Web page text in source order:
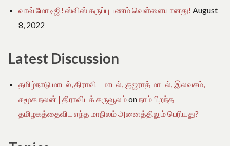
வாவ் மோடிஜி! ஸ்விஸ் கருப்பு பணம் வெள்ளையானது! August
8, 2022
Latest Discussion
தமிழ்நாடு மாடல், திராவிட மாடல், குஜராத் மாடல், இலவசம்,
சமூக நலன் | திராவிடக் கருவூலம்onநாம் பிறந்த
தமிழகத்தைவிட எந்த மாநிலம் அனைத்திலும் பெரியது?